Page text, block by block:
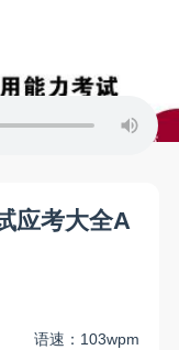
应考大全A
语速：103wpm